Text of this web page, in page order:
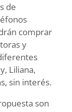
de
comprar
y
Liliana,
sin interés.
son